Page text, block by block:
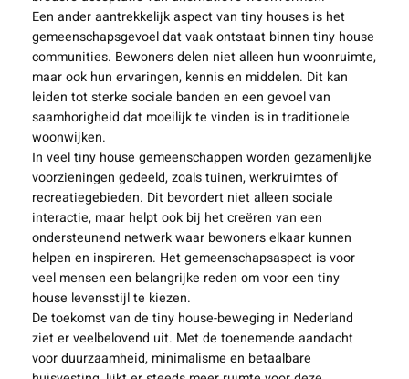
Een ander aantrekkelijk aspect van tiny houses is het
gemeenschapsgevoel dat vaak ontstaat binnen tiny house
communities. Bewoners delen niet alleen hun woonruimte,
maar ook hun ervaringen, kennis en middelen. Dit kan
leiden tot sterke sociale banden en een gevoel van
saamhorigheid dat moeilijk te vinden is in traditionele
woonwijken.
In veel tiny house gemeenschappen worden gezamenlijke
voorzieningen gedeeld, zoals tuinen, werkruimtes of
recreatiegebieden. Dit bevordert niet alleen sociale
interactie, maar helpt ook bij het creëren van een
ondersteunend netwerk waar bewoners elkaar kunnen
helpen en inspireren. Het gemeenschapsaspect is voor
veel mensen een belangrijke reden om voor een tiny
house levensstijl te kiezen.
De toekomst van de tiny house-beweging in Nederland
ziet er veelbelovend uit. Met de toenemende aandacht
voor duurzaamheid, minimalisme en betaalbare